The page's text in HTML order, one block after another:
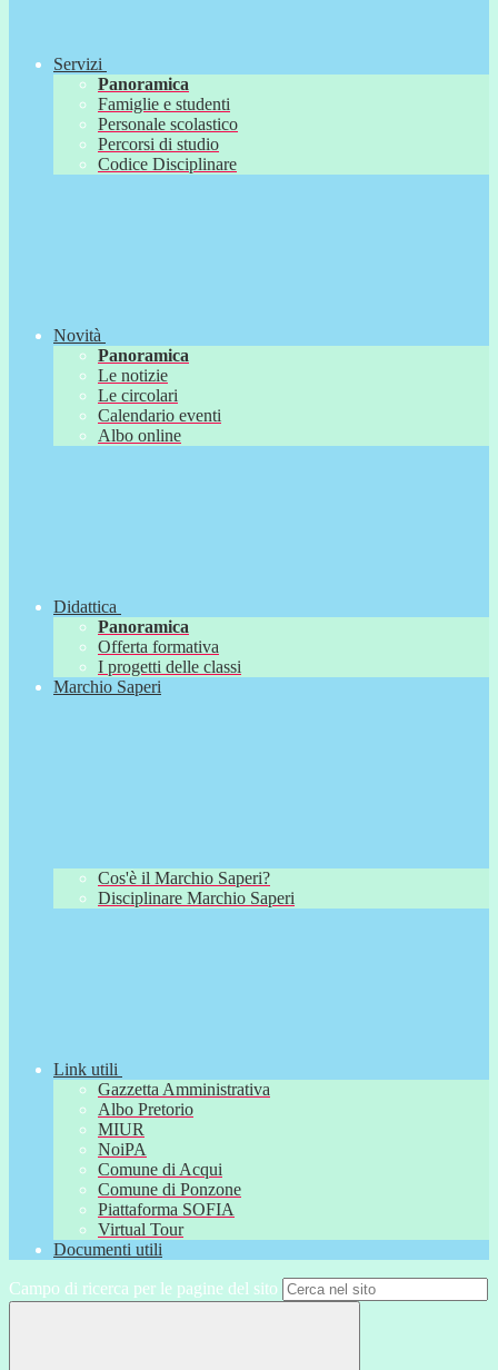
Servizi
Panoramica
Famiglie e studenti
Personale scolastico
Percorsi di studio
Codice Disciplinare
Novità
Panoramica
Le notizie
Le circolari
Calendario eventi
Albo online
Didattica
Panoramica
Offerta formativa
I progetti delle classi
Marchio Saperi
Cos'è il Marchio Saperi?
Disciplinare Marchio Saperi
Link utili
Gazzetta Amministrativa
Albo Pretorio
MIUR
NoiPA
Comune di Acqui
Comune di Ponzone
Piattaforma SOFIA
Virtual Tour
Documenti utili
Campo di ricerca per le pagine del sito